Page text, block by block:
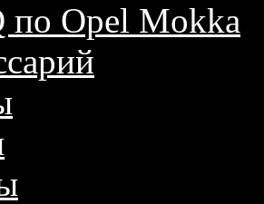
по Opel Mokka